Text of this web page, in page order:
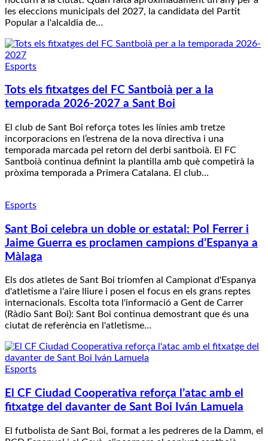
les eleccions municipals del 2027, la candidata del Partit
Popular a l'alcaldia de…
Esports
Tots els fitxatges del FC Santboià per a la
temporada 2026-2027 a Sant Boi
El club de Sant Boi reforça totes les línies amb tretze
incorporacions en l’estrena de la nova directiva i una
temporada marcada pel retorn del derbi santboià. El FC
Santboià continua definint la plantilla amb què competirà la
pròxima temporada a Primera Catalana. El club…
Esports
Sant Boi celebra un doble or estatal: Pol Ferrer i
Jaime Guerra es proclamen campions d’Espanya a
Màlaga
Els dos atletes de Sant Boi triomfen al Campionat d'Espanya
d'atletisme a l'aire lliure i posen el focus en els grans reptes
internacionals. Escolta tota l'informació a Gent de Carrer
(Ràdio Sant Boi): Sant Boi continua demostrant que és una
ciutat de referència en l'atletisme…
Esports
El CF Ciudad Cooperativa reforça l’atac amb el
fitxatge del davanter de Sant Boi Iván Lamuela
El futbolista de Sant Boi, format a les pedreres de la Damm, el